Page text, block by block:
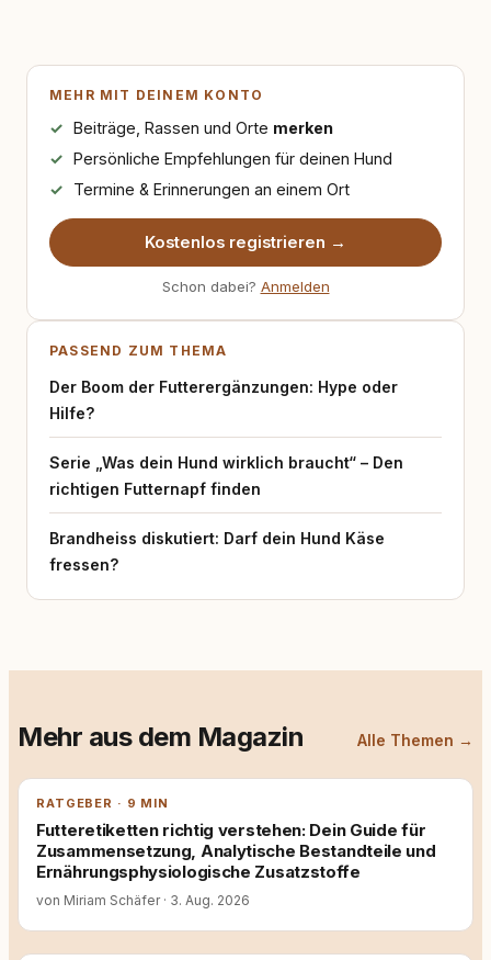
MEHR MIT DEINEM KONTO
Beiträge, Rassen und Orte merken
Persönliche Empfehlungen für deinen Hund
Termine & Erinnerungen an einem Ort
Kostenlos registrieren →
Schon dabei? Anmelden
PASSEND ZUM THEMA
Der Boom der Futterergänzungen: Hype oder
Hilfe?
Serie „Was dein Hund wirklich braucht“ – Den
richtigen Futternapf finden
Brandheiss diskutiert: Darf dein Hund Käse
fressen?
Mehr aus dem Magazin Alle Themen →
RATGEBER · 9 MIN
Futteretiketten richtig verstehen: Dein Guide für
Zusammensetzung, Analytische Bestandteile und
Ernährungsphysiologische Zusatzstoffe
von Miriam Schäfer · 3. Aug. 2026